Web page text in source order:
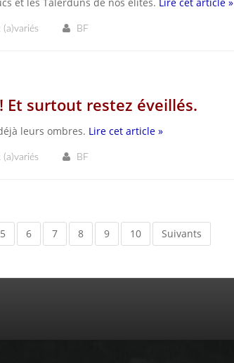
(a)variés BF
Et surtout restez éveillés.
leurs ombres. Lire cet article »
(a)variés BF
5 6 7 8 9 10 Suivants